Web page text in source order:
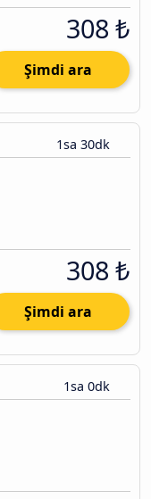
308 ₺
Şimdi ara
1sa 30dk
308 ₺
Şimdi ara
1sa 0dk